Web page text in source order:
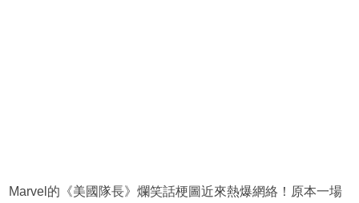
Marvel的《美國隊長》爛笑話梗圖近來熱爆網絡！原本一場